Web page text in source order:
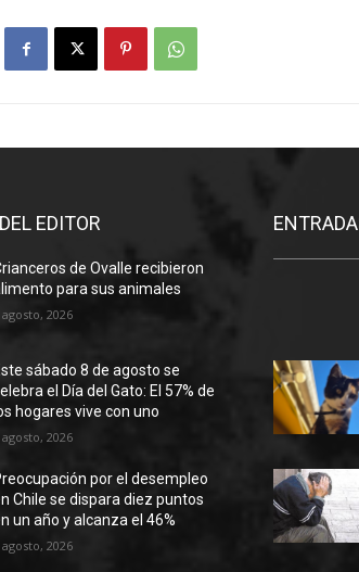
EDITOR
de Ovalle recibieron
para sus animales
agosto, 2026
sábado 8 de agosto se
el Día del Gato: El 57% de
hogares vive con uno
agosto, 2026
por el desempleo
Chile se dispara diez puntos
un año y alcanza el 46%
agosto, 2026